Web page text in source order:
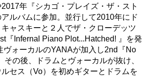
年『シカゴ・プレイズ・ザ・スト
ルバムに参加。並行して2010年にド
ャスキーと２人でザ・クローデッツ
『Infernal Piano Plot...Hatched! 』を発
ヴォーカルのYANAが加入し2nd『No
その後、ドラムとヴォーカルが抜け、
セス（Vo）を初めギターとドラムを